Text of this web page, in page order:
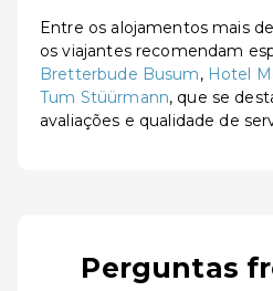
Entre os alojamentos mais
os viajantes recomendam
Bretterbude Busum, Hotel
Tum Stüürmann, que se
avaliações e qualidade de
Perguntas